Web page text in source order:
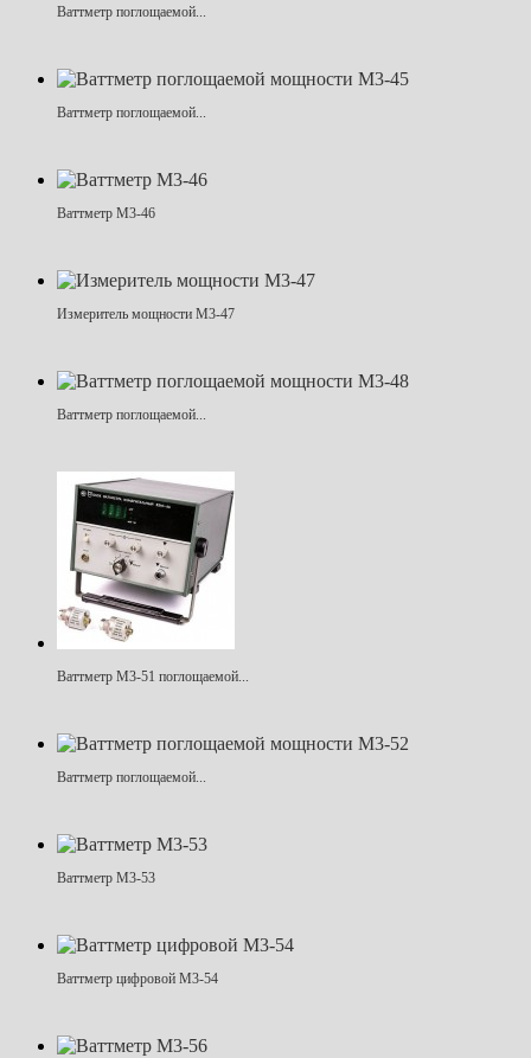
Ваттметр поглощаемой...
Ваттметр поглощаемой...
Ваттметр М3-46
Измеритель мощности М3-47
Ваттметр поглощаемой...
Ваттметр М3-51 поглощаемой...
Ваттметр поглощаемой...
Ваттметр М3-53
Ваттметр цифровой М3-54